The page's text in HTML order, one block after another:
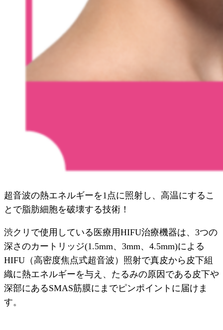
超音波の熱エネルギーを1点に照射し、高温にするこ
とで脂肪細胞を破壊する技術！
渋クリで使用している医療用HIFU治療機器は、3つの
深さのカートリッジ(1.5mm、3mm、4.5mm)による
HIFU（高密度焦点式超音波）照射で真皮から皮下組
織に熱エネルギーを与え、たるみの原因である皮下や
深部にあるSMAS筋膜にまでピンポイントに届けま
す。